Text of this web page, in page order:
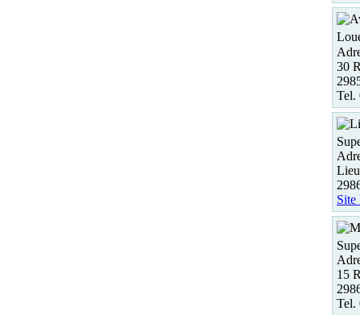
30
Tel.
Site
15
Tel.